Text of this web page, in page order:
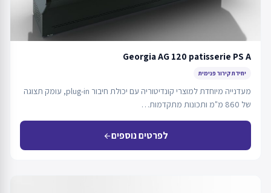
Georgia AG 120 patisserie PS A
יחידת קירור פנימית
מעדנייה מיוחדת למוצרי קונדיטוריה עם יכולת חיבור plug-in, עומק תצוגה
של 860 מ"מ ותכונות מתקדמות…
לפרטים נוספיםarrow_back